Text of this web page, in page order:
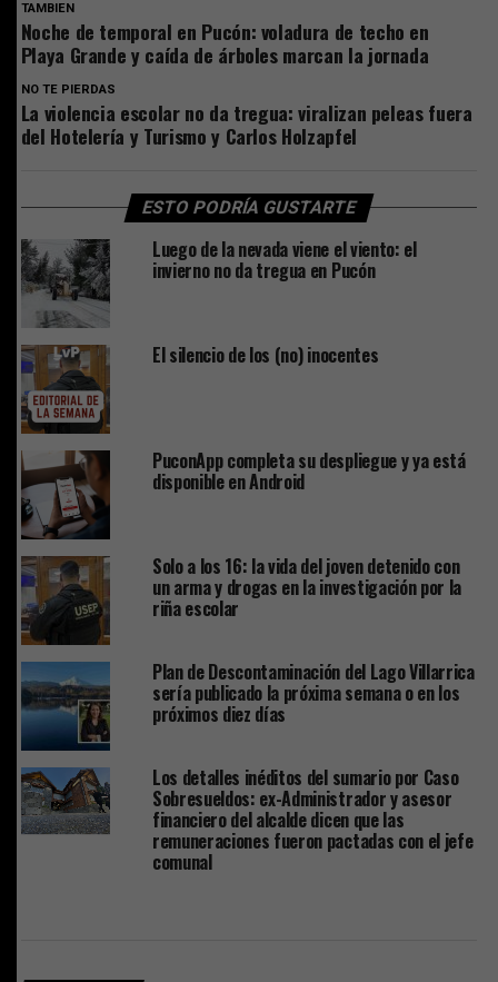
TAMBIEN
Noche de temporal en Pucón: voladura de techo en
Playa Grande y caída de árboles marcan la jornada
NO TE PIERDAS
La violencia escolar no da tregua: viralizan peleas fuera
del Hotelería y Turismo y Carlos Holzapfel
ESTO PODRÍA GUSTARTE
Luego de la nevada viene el viento: el
invierno no da tregua en Pucón
El silencio de los (no) inocentes
PuconApp completa su despliegue y ya está
disponible en Android
Solo a los 16: la vida del joven detenido con
un arma y drogas en la investigación por la
riña escolar
Plan de Descontaminación del Lago Villarrica
sería publicado la próxima semana o en los
próximos diez días
Los detalles inéditos del sumario por Caso
Sobresueldos: ex-Administrador y asesor
financiero del alcalde dicen que las
remuneraciones fueron pactadas con el jefe
comunal